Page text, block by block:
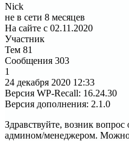
Nick
не в сети 8 месяцев
На сайте с 02.11.2020
Участник
Тем 81
Сообщения 303
1
24 декабря 2020 12:33
Версия WP-Recall: 16.24.30
Версия дополнения: 2.1.0
Здравствуйте, возник
админом/менеджером. Можно